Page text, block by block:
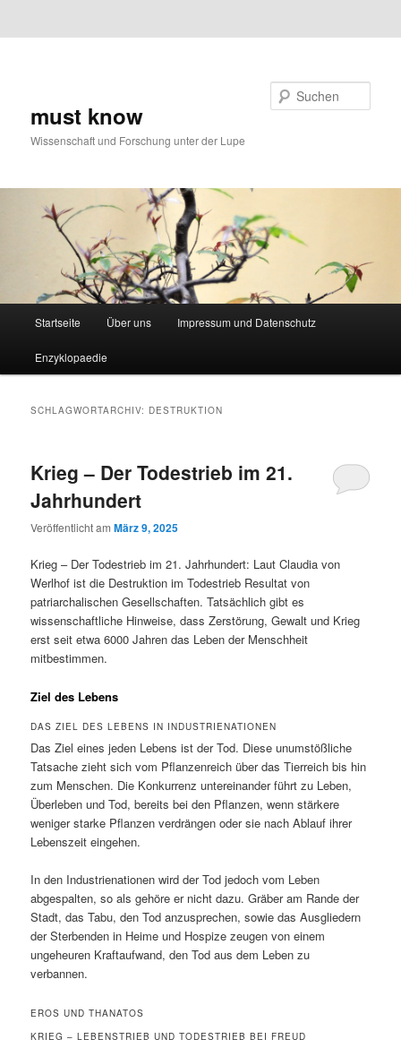
Inhalt
must know
Wissenschaft und Forschung unter der Lupe
Startseite Über uns Impressum und Datenschutz
Enzyklopaedie
SCHLAGWORTARCHIV: DESTRUKTION
Krieg – Der Todestrieb im 21.
Jahrhundert
Veröffentlicht amMärz 9, 2025
Krieg – Der Todestrieb im 21. Jahrhundert: Laut Claudia von
Werlhof ist die Destruktion im Todestrieb Resultat von
patriarchalischen Gesellschaften. Tatsächlich gibt es
wissenschaftliche Hinweise, dass Zerstörung, Gewalt und Krieg
erst seit etwa 6000 Jahren das Leben der Menschheit
mitbestimmen.
Ziel des Lebens
DAS ZIEL DES LEBENS IN INDUSTRIENATIONEN
Das Ziel eines jeden Lebens ist der Tod. Diese unumstößliche
Tatsache zieht sich vom Pflanzenreich über das Tierreich bis hin
zum Menschen. Die Konkurrenz untereinander führt zu Leben,
Überleben und Tod, bereits bei den Pflanzen, wenn stärkere
weniger starke Pflanzen verdrängen oder sie nach Ablauf ihrer
Lebenszeit eingehen.
In den Industrienationen wird der Tod jedoch vom Leben
abgespalten, so als gehöre er nicht dazu. Gräber am Rande der
Stadt, das Tabu, den Tod anzusprechen, sowie das Ausgliedern
der Sterbenden in Heime und Hospize zeugen von einem
ungeheuren Kraftaufwand, den Tod aus dem Leben zu
verbannen.
EROS UND THANATOS
KRIEG – LEBENSTRIEB UND TODESTRIEB BEI FREUD